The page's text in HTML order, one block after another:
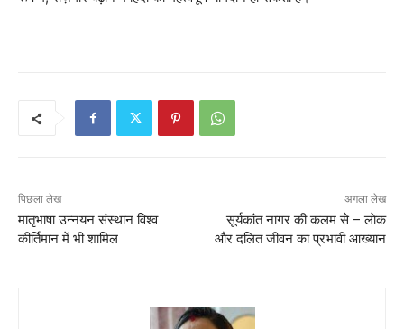
पिछला लेख
मातृभाषा उन्नयन संस्थान विश्व
कीर्तिमान में भी शामिल
अगला लेख
सूर्यकांत नागर की कलम से – लाेक
और दलित जीवन का प्रभावी आख्यान